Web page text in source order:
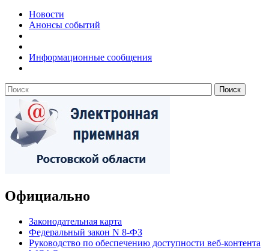
Новости
Анонсы событий
Информационные сообщения
Официально
Законодательная карта
Федеральный закон N 8-ФЗ
Руководство по обеспечению доступности веб-контента